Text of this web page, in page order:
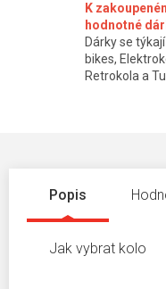
K
hodnotné
Dárky se
bikes,
Retrokola a
Popis
Jak vybrat kolo